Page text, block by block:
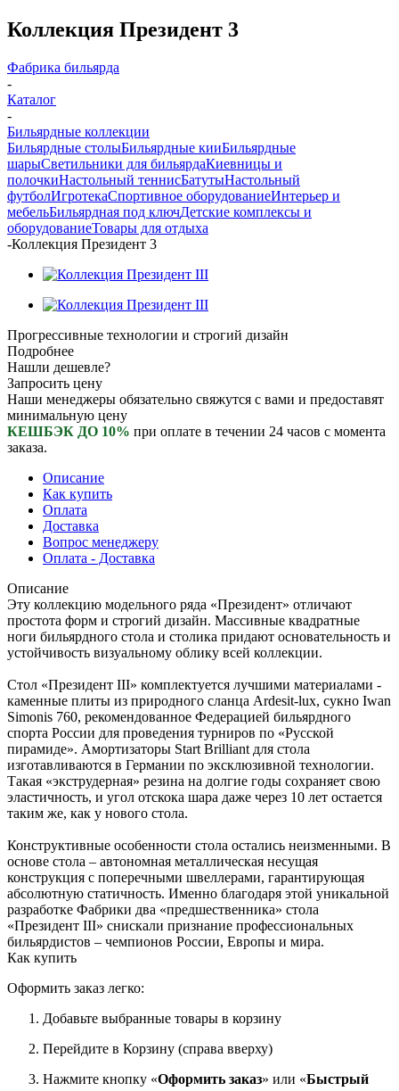
Коллекция Президент 3
Фабрика бильярда
-
Каталог
-
Бильярдные коллекции
Бильярдные столыБильярдные кииБильярдные
шарыСветильники для бильярдаКиевницы и
полочкиНастольный теннисБатутыНастольный
футболИгротекаСпортивное оборудованиеИнтерьер и
мебельБильярдная под ключДетские комплексы и
оборудованиеТовары для отдыха
-Коллекция Президент 3
Прогрессивные технологии и строгий дизайн
Подробнее
Нашли дешевле?
Запросить цену
Наши менеджеры обязательно свяжутся с вами и предоставят
минимальную цену
КЕШБЭК ДО 10% при оплате в течении 24 часов с момента
заказа.
Описание
Как купить
Оплата
Доставка
Вопрос менеджеру
Оплата - Доставка
Описание
Эту коллекцию модельного ряда «Президент» отличают
простота форм и строгий дизайн. Массивные квадратные
ноги бильярдного стола и столика придают основательность и
устойчивость визуальному облику всей коллекции.
Стол «Президент III» комплектуется лучшими материалами -
каменные плиты из природного сланца Ardesit-lux, сукно Iwan
Simonis 760, рекомендованное Федерацией бильярдного
спорта России для проведения турниров по «Русской
пирамиде». Амортизаторы Start Brilliant для стола
изготавливаются в Германии по эксклюзивной технологии.
Такая «экструдерная» резина на долгие годы сохраняет свою
эластичность, и угол отскока шара даже через 10 лет остается
таким же, как у нового стола.
Конструктивные особенности стола остались неизменными. В
основе стола – автономная металлическая несущая
конструкция с поперечными швеллерами, гарантирующая
абсолютную статичность. Именно благодаря этой уникальной
разработке Фабрики два «предшественника» стола
«Президент III» снискали признание профессиональных
бильярдистов – чемпионов России, Европы и мира.
Как купить
Оформить заказ легко:
Добавьте выбранные товары в корзину
Перейдите в Корзину (справа вверху)
Нажмите кнопку «Оформить заказ» или «Быстрый